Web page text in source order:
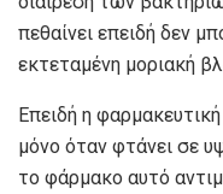
πεθαίνει επειδή δεν
εκτεταμένη μοριακή
Επειδή η
μόνο όταν φτάνει σε
το φάρμακο αυτό